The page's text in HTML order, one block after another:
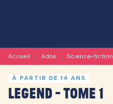
Accueil • Ados • Science-fiction
À PARTIR DE 14 ANS
Legend - Tome 1